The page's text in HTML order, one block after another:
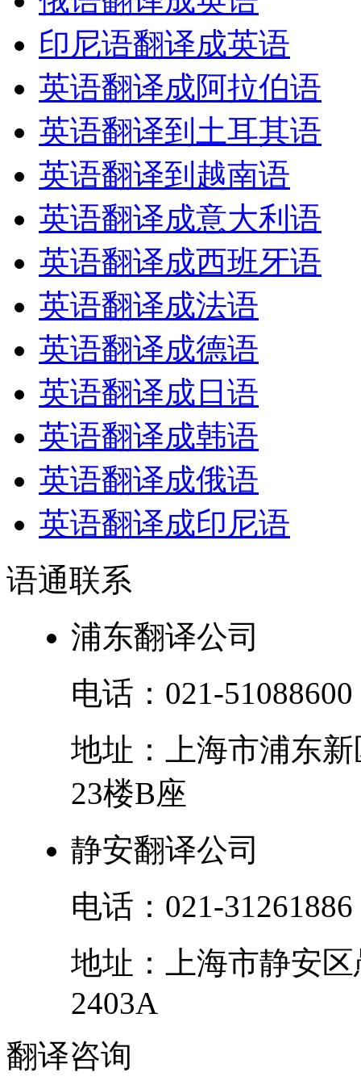
印尼语翻译成英语
英语翻译成阿拉伯语
英语翻译到土耳其语
英语翻译到越南语
英语翻译成意大利语
英语翻译成西班牙语
英语翻译成法语
英语翻译成德语
英语翻译成日语
英语翻译成韩语
英语翻译成俄语
英语翻译成印尼语
语通联系
浦东翻译公司
电话： 021-51088600
地址：
上海市浦东新
23楼B座
静安翻译公司
电话： 021-31261886
地址：
上海市静安区
2403A
翻译咨询